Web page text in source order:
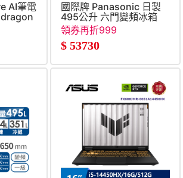
AI筆電
國際牌 Panasonic 日製
495公升 六門變頻冰箱
領券再折999
$ 53730